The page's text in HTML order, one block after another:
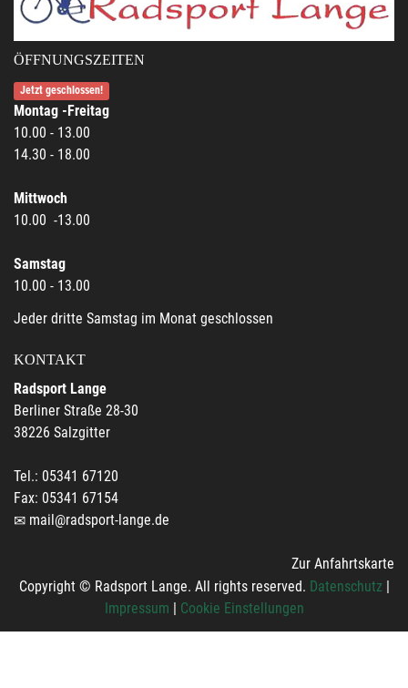
ÖFFNUNGSZEITEN
Jetzt geschlossen!
Montag -Freitag
10.00 - 13.00
14.30 - 18.00
Mittwoch
10.00 -13.00
Samstag
10.00 - 13.00
Jeder dritte Samstag im Monat geschlossen
KONTAKT
Radsport Lange
Berliner Straße 28-30
38226 Salzgitter
Tel.: 05341 67120
Fax: 05341 67154
mail@radsport-lange.de
Zur Anfahrtskarte
Copyright © Radsport Lange. All rights reserved. Datenschutz|
Impressum
Cookie Einstellungen